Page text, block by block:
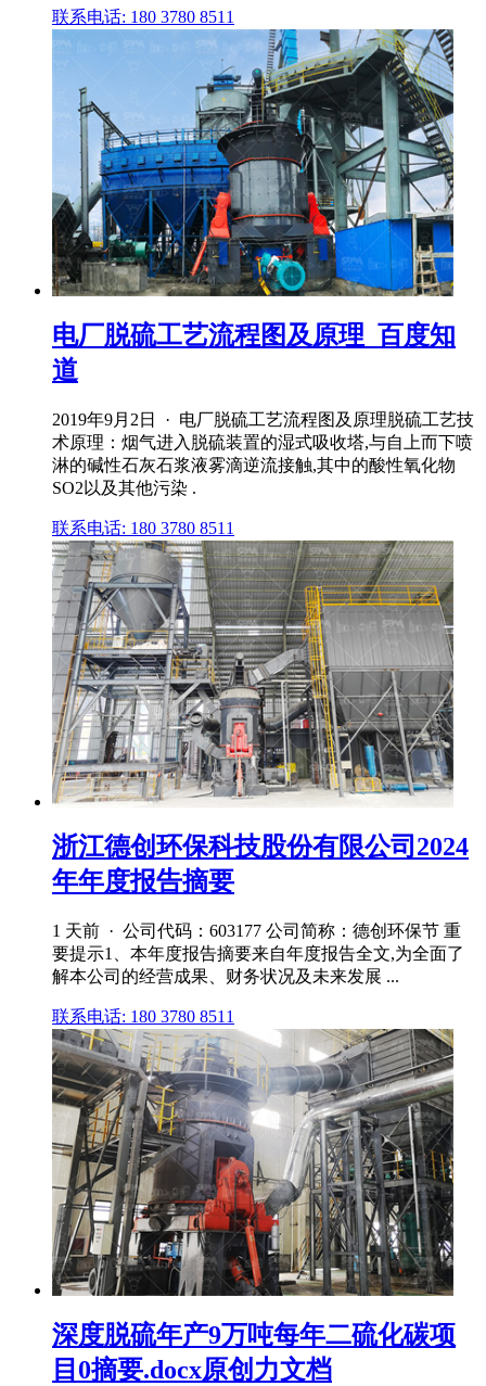
联系电话: 180 3780 8511
电厂脱硫工艺流程图及原理_百度知
道
2019年9月2日 · 电厂脱硫工艺流程图及原理脱硫工艺技
术原理：烟气进入脱硫装置的湿式吸收塔,与自上而下喷
淋的碱性石灰石浆液雾滴逆流接触,其中的酸性氧化物
SO2以及其他污染 .
联系电话: 180 3780 8511
浙江德创环保科技股份有限公司2024
年年度报告摘要
1 天前 · 公司代码：603177 公司简称：德创环保节 重
要提示1、本年度报告摘要来自年度报告全文,为全面了
解本公司的经营成果、财务状况及未来发展 ...
联系电话: 180 3780 8511
深度脱硫年产9万吨每年二硫化碳项
目0摘要.docx原创力文档